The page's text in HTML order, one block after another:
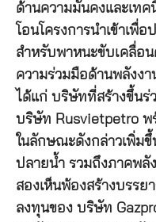
ด้านความมั่นคงและเทค
โอนโครงการนำเข้าเ
สำหรับพาหนะขับเคลื่อน
ความร่วมมือด้านพลังง
ได้แก่ บริษัทที่สร้างขึ้น
บริษัท Rusvietpetro พ
ในลักษณะดังกล่าวเพิ่ม
ปลายน้ำ รวมถึงภาคพลั
สองเห็นพ้องสร้างบรรย
ลงทุนของ บริษัท